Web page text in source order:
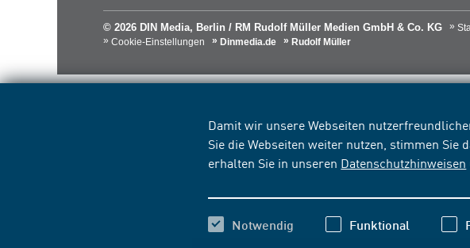
Damit wir unsere Webseiten
Sie die Webseiten weiter nutzen, stimmen Sie
erhalten Sie in unseren Datenschutzhinweisen
Notwendig Funktional
© 2026 DIN Media, Berlin / RM Rudolf Müller Medien GmbH & Co. KG
Cookie-Einstellungen
Dinmedia.de Rudolf Müller